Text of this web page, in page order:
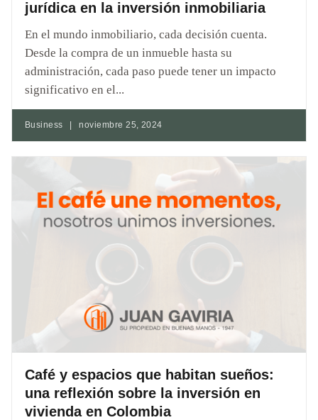
jurídica en la inversión inmobiliaria
En el mundo inmobiliario, cada decisión cuenta.
Desde la compra de un inmueble hasta su
administración, cada paso puede tener un impacto
significativo en el...
Business | noviembre 25, 2024
Café y espacios que habitan sueños:
una reflexión sobre la inversión en
vivienda en Colombia